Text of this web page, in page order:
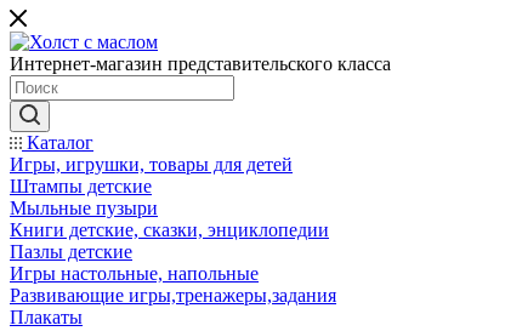
Интернет-магазин представительского класса
Каталог
Игры, игрушки, товары для детей
Штампы детские
Мыльные пузыри
Книги детские, сказки, энциклопедии
Пазлы детские
Игры настольные, напольные
Развивающие игры,тренажеры,задания
Плакаты